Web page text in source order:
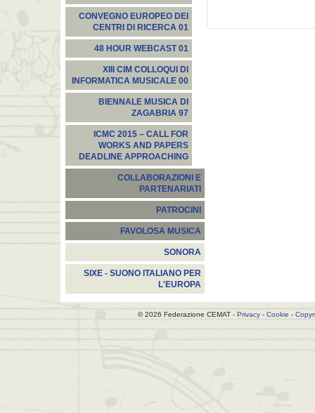
CONVEGNO EUROPEO DEI
CENTRI DI RICERCA 01
48 HOUR WEBCAST 01
XIII CIM COLLOQUI DI
INFORMATICA MUSICALE 00
BIENNALE MUSICA DI
ZAGABRIA 97
ICMC 2015 – CALL FOR
WORKS AND PAPERS
DEADLINE APPROACHING
COLLABORAZIONI E
PARTENARIATI
PATROCINI
FAVOLOSA MUSICA
SONORA
SIXE - SUONO ITALIANO PER
L'EUROPA
© 2026 Federazione CEMAT - Privacy- Cookie -